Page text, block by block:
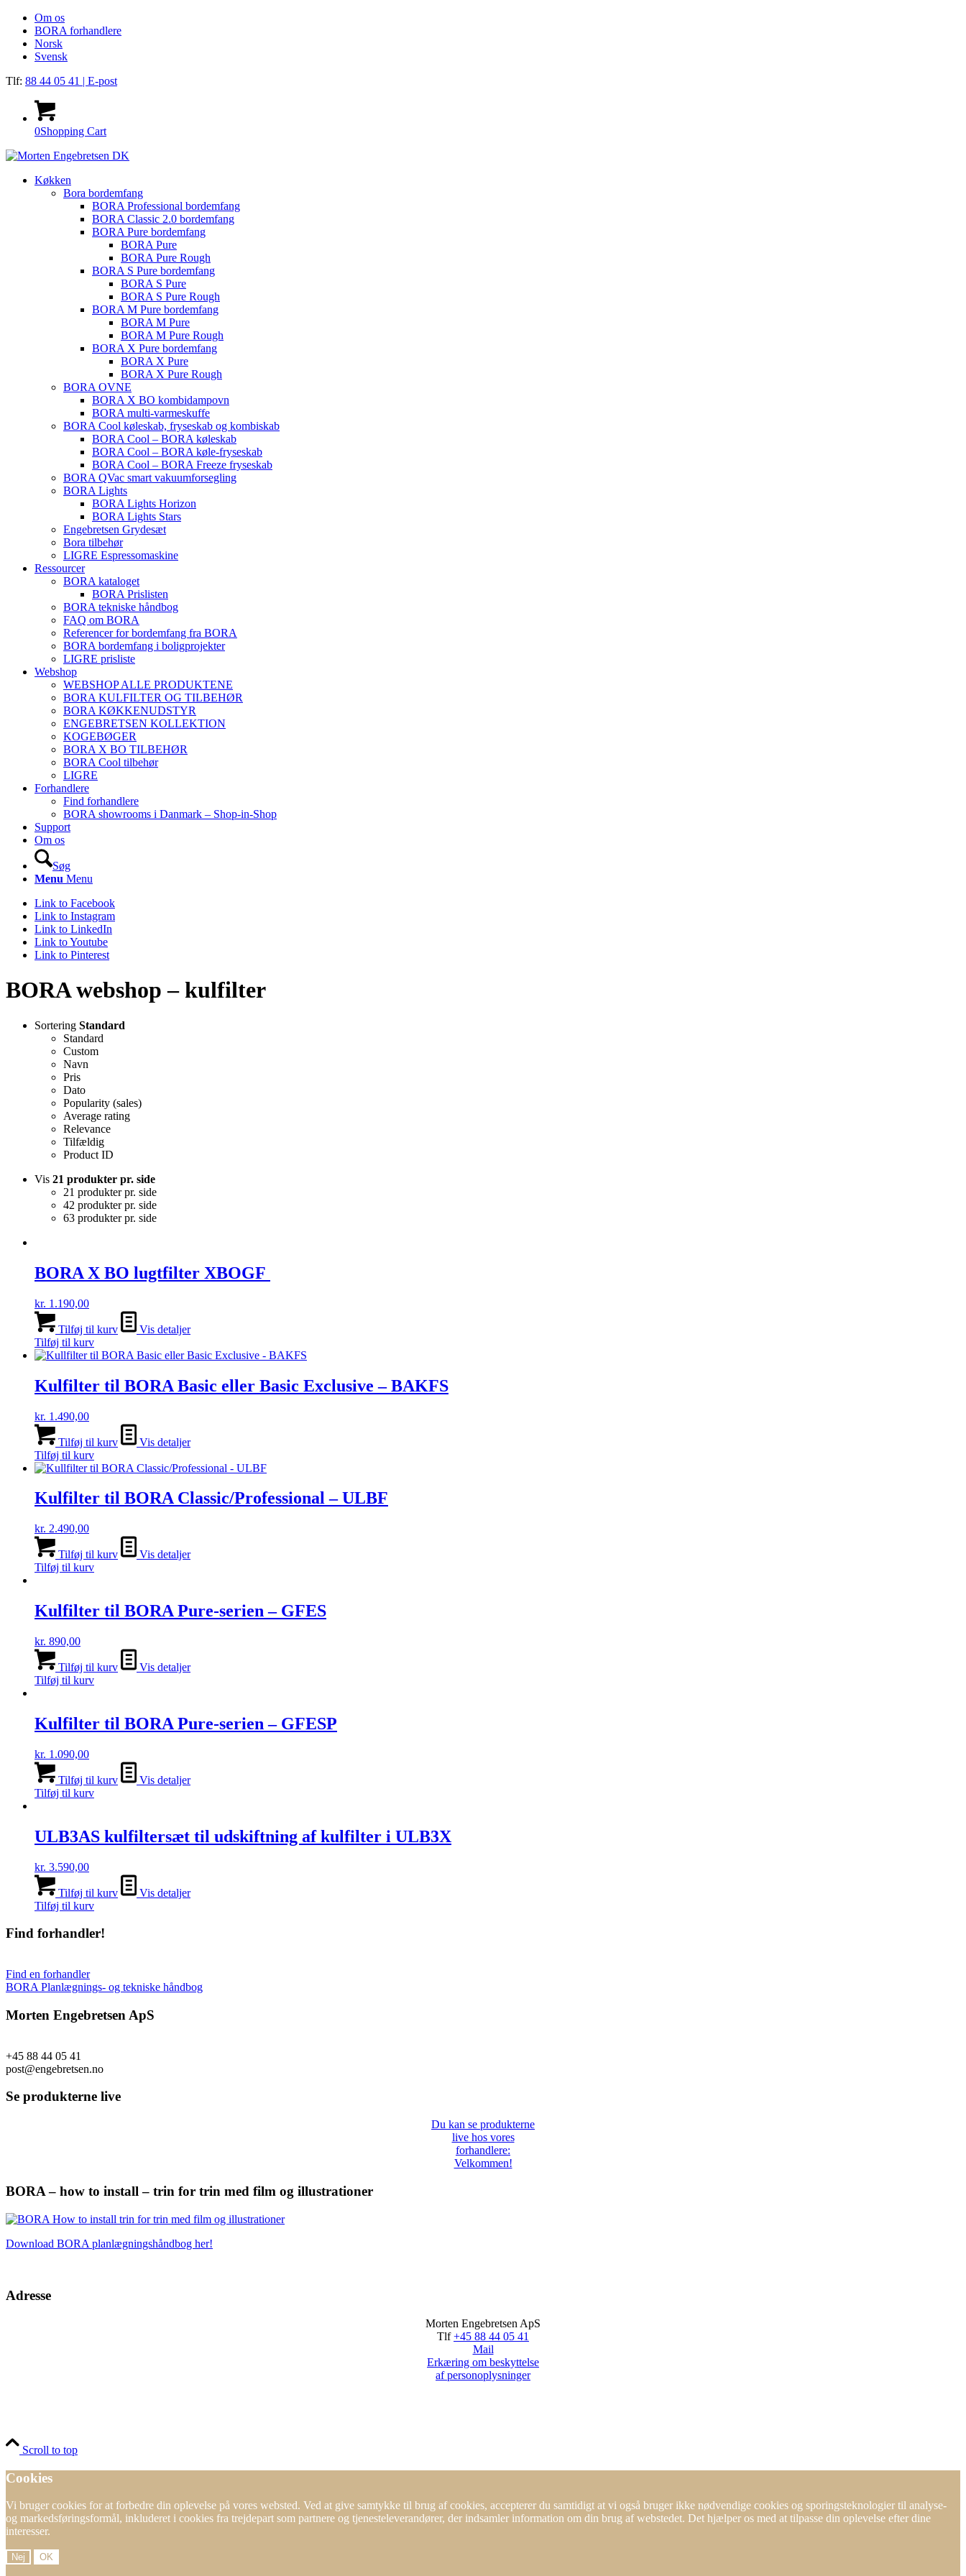
Om os
BORA forhandlere
Norsk
Svensk
Tlf: 88 44 05 41 | E-post
0Shopping Cart
Køkken
Bora bordemfang
BORA Professional bordemfang
BORA Classic 2.0 bordemfang
BORA Pure bordemfang
BORA Pure
BORA Pure Rough
BORA S Pure bordemfang
BORA S Pure
BORA S Pure Rough
BORA M Pure bordemfang
BORA M Pure
BORA M Pure Rough
BORA X Pure bordemfang
BORA X Pure
BORA X Pure Rough
BORA OVNE
BORA X BO kombidampovn
BORA multi-varmeskuffe
BORA Cool køleskab, fryseskab og kombiskab
BORA Cool – BORA køleskab
BORA Cool – BORA køle-fryseskab
BORA Cool – BORA Freeze fryseskab
BORA QVac smart vakuumforsegling
BORA Lights
BORA Lights Horizon
BORA Lights Stars
Engebretsen Grydesæt
Bora tilbehør
LIGRE Espressomaskine
Ressourcer
BORA kataloget
BORA Prislisten
BORA tekniske håndbog
FAQ om BORA
Referencer for bordemfang fra BORA
BORA bordemfang i boligprojekter
LIGRE prisliste
Webshop
WEBSHOP ALLE PRODUKTENE
BORA KULFILTER OG TILBEHØR
BORA KØKKENUDSTYR
ENGEBRETSEN KOLLEKTION
KOGEBØGER
BORA X BO TILBEHØR
BORA Cool tilbehør
LIGRE
Forhandlere
Find forhandlere
BORA showrooms i Danmark – Shop-in-Shop
Support
Om os
Søg
Menu Menu
Link to Facebook
Link to Instagram
Link to LinkedIn
Link to Youtube
Link to Pinterest
BORA webshop – kulfilter
Sortering Standard
Standard
Custom
Navn
Pris
Dato
Popularity (sales)
Average rating
Relevance
Tilfældig
Product ID
Vis 21 produkter pr. side
21 produkter pr. side
42 produkter pr. side
63 produkter pr. side
BORA X BO lugtfilter XBOGF
kr. 1.190,00
Tilføj til kurv
Vis detaljer
Tilføj til kurv
Kulfilter til BORA Basic eller Basic Exclusive – BAKFS
kr. 1.490,00
Tilføj til kurv
Vis detaljer
Tilføj til kurv
Kulfilter til BORA Classic/Professional – ULBF
kr. 2.490,00
Tilføj til kurv
Vis detaljer
Tilføj til kurv
Kulfilter til BORA Pure-serien – GFES
kr. 890,00
Tilføj til kurv
Vis detaljer
Tilføj til kurv
Kulfilter til BORA Pure-serien – GFESP
kr. 1.090,00
Tilføj til kurv
Vis detaljer
Tilføj til kurv
ULB3AS kulfiltersæt til udskiftning af kulfilter i ULB3X
kr. 3.590,00
Tilføj til kurv
Vis detaljer
Tilføj til kurv
Find forhandler!
Find en forhandler
BORA Planlægnings- og tekniske håndbog
Morten Engebretsen ApS
+45 88 44 05 41
post@engebretsen.no
Se produkterne live
Du kan se produkterne
live hos vores
forhandlere:
Velkommen!
BORA – how to install – trin for trin med film og illustrationer
Download BORA planlægningshåndbog her!
Adresse
Morten Engebretsen ApS
Tlf+45 88 44 05 41
Mail
Erkæring om beskyttelse
af personoplysninger
Scroll to top
Cookies
Vi bruger cookies for at forbedre din oplevelse på vores websted. Ved at give samtykke til brug af cookies, accepterer du samtidigt at vi også bruger ikke nødvendige cookies og sporingsteknologier til analyse-
og markedsføringsformål, inkluderet i cookies fra trejdepart som partnere og tjenesteleverandører, der indsamler information om din brug af webstedet. Det hjælper os med at tilpasse din oplevelse efter dine
interesser.
Nej OK